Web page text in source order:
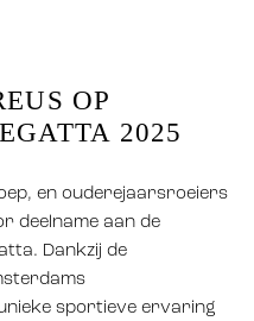
OP
2025
en ouderejaarsroeiers
deelname aan de
Dankzij de
sportieve ervaring